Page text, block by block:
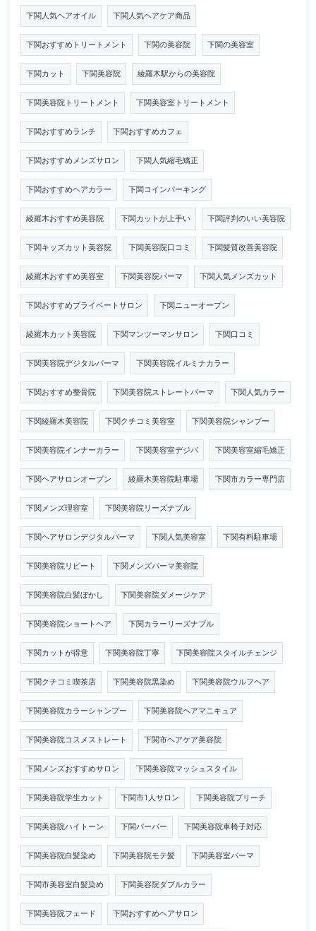
下関人気ヘアオイル 下関人気ヘアケア商品
下関おすすめトリートメント 下関の美容院 下関の美容室
下関カット 下関美容院 綾羅木駅からの美容院
下関美容院トリートメント 下関美容室トリートメント
下関おすすめランチ 下関おすすめカフェ
下関おすすめメンズサロン 下関人気縮毛矯正
下関おすすめヘアカラー 下関コインパーキング
綾羅木おすすめ美容院 下関カットが上手い 下関評判のいい美容院
下関キッズカット美容院 下関美容院口コミ 下関髪質改善美容院
綾羅木おすすめ美容室 下関美容院パーマ 下関人気メンズカット
下関おすすめプライベートサロン 下関ニューオープン
綾羅木カット美容院 下関マンツーマンサロン 下関口コミ
下関美容院デジタルパーマ 下関美容院イルミナカラー
下関おすすめ整骨院 下関美容院ストレートパーマ 下関人気カラー
下関綾羅木美容院 下関クチコミ美容室 下関美容院シャンプー
下関美容院インナーカラー 下関美容室デジパ 下関美容室縮毛矯正
下関ヘアサロンオープン 綾羅木美容院駐車場 下関市カラー専門店
下関メンズ理容室 下関美容院リーズナブル
下関ヘアサロンデジタルパーマ 下関人気美容室 下関有料駐車場
下関美容院リピート 下関メンズパーマ美容院
下関美容院白髪ぼかし 下関美容院ダメージケア
下関美容院ショートヘア 下関カラーリーズナブル
下関カットが得意 下関美容院丁寧 下関美容院スタイルチェンジ
下関クチコミ喫茶店 下関美容院黒染め 下関美容院ウルフヘア
下関美容院カラーシャンプー 下関美容院ヘアマニキュア
下関美容院コスメストレート 下関市ヘアケア美容院
下関メンズおすすめサロン 下関美容院マッシュスタイル
下関美容院学生カット 下関市1人サロン 下関美容院ブリーチ
下関美容院ハイトーン 下関バーバー 下関美容院車椅子対応
下関美容院白髪染め 下関美容院モテ髪 下関美容室パーマ
下関市美容室白髪染め 下関美容院ダブルカラー
下関美容院フェード 下関おすすめヘアサロン